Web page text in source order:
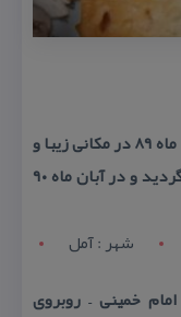
رستوان چینی نودل محمود اباد در شهریور ماه ۸۹ در مكانی زیبا و
دلنشین در شهرستان محمود آباد افتتاح گردید و در آبان ماه ۹۰
شهر : آمل
خمینی – روبروی